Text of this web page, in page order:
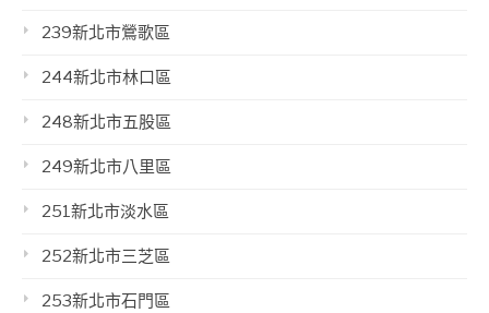
239新北市鶯歌區
244新北市林口區
248新北市五股區
249新北市八里區
251新北市淡水區
252新北市三芝區
253新北市石門區